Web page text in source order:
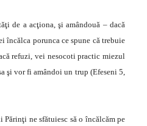
de a acţiona, şi amândouă – dacă
încălca porunca ce spune că trebuie
refuzi, vei nesocoti practic miezul
şi vor fi amândoi un trup (Efeseni 5,
ne sfătuiesc să o încălcăm pe